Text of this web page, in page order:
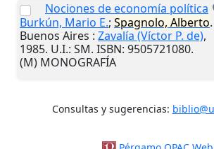
Nociones de economía política
Burkún, Mario E.; Spagnolo, Alberto.
Buenos Aires : Zavalía (Víctor P. de),
1985. U.I.: SM. ISBN: 9505721080.
(M) MONOGRAFÍA
Consultas y sugerencias: